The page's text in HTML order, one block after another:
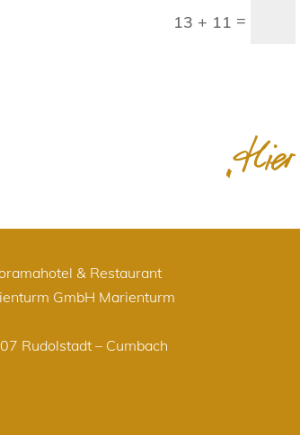
13 + 11 =
& Restaurant
GmbH Marienturm
Rudolstadt – Cumbach